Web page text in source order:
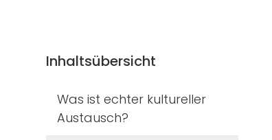
Inhaltsübersicht
Was ist echter kultureller
Austausch?